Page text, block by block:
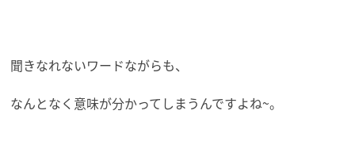
聞きなれないワードながらも、
なんとなく意味が分かってしまうんですよね~。